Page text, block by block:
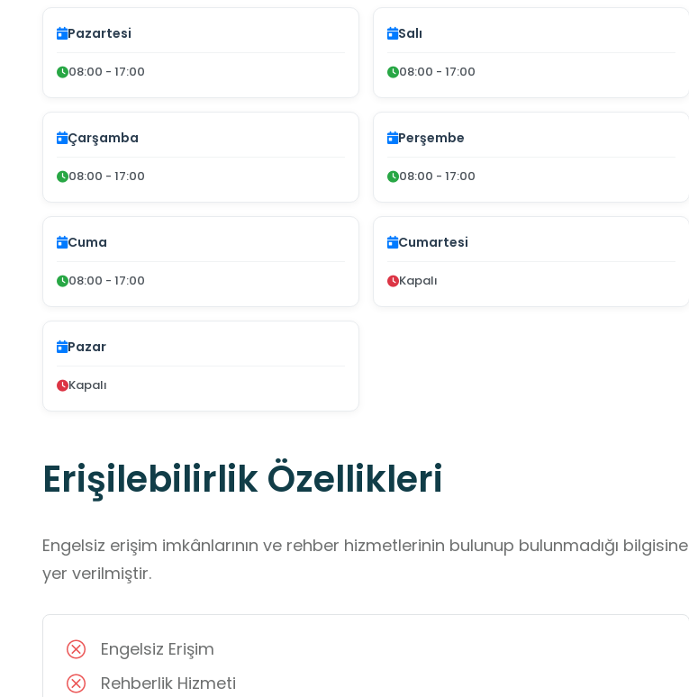
Pazartesi
08:00 - 17:00
Salı
08:00 - 17:00
Çarşamba
08:00 - 17:00
Perşembe
08:00 - 17:00
Cuma
08:00 - 17:00
Cumartesi
Kapalı
Pazar
Kapalı
Erişilebilirlik Özellikleri
Engelsiz erişim imkânlarının ve rehber hizmetlerinin bulunup bulunmadığı bilgisine
yer verilmiştir.
Engelsiz Erişim
Rehberlik Hizmeti